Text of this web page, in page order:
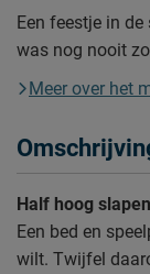
Een feestje in
was nog nooit
Meer over het
Half hoog
Een bed en
wilt. Twijfel